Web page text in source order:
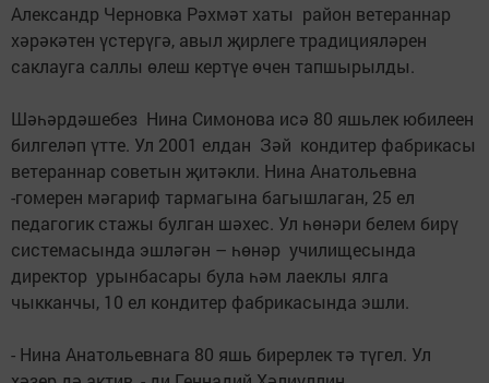
Александр Черновка Рәхмәт хаты район ветераннар
хәрәкәтен үстерүгә, авыл җирлеге традицияләрен
саклауга саллы өлеш кертүе өчен тапшырылды.
Шәһәрдәшебез Нина Симонова исә 80 яшьлек юбилеен
билгеләп үтте. Ул 2001 елдан Зәй кондитер фабрикасы
ветераннар советын җитәкли. Нина Анатольевна
-гомерен мәгариф тармагына багышлаган, 25 ел
педагогик стажы булган шәхес. Ул һөнәри белем бирү
системасында эшләгән – һөнәр училищесында
директор урынбасары була һәм лаеклы ялга
чыкканчы, 10 ел кондитер фабрикасында эшли.
- Нина Анатольевнага 80 яшь бирерлек тә түгел. Ул